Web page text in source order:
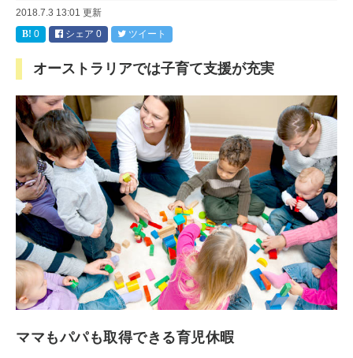
2018.7.3 13:01 更新
0
シェア 0 ツイート
オーストラリアでは子育て支援が充実
ママもパパも取得できる育児休暇